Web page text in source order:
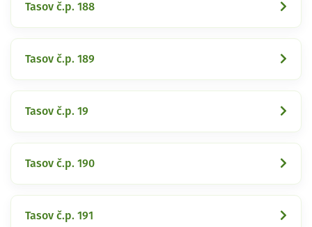
Tasov č.p. 188
Tasov č.p. 189
Tasov č.p. 19
Tasov č.p. 190
Tasov č.p. 191